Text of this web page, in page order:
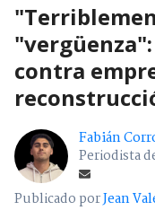
contra
Fabián
Periodista
Publicado porJean